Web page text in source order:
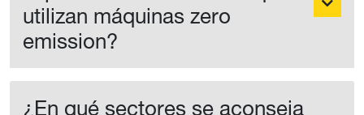
experiencias de clientes que
utilizan máquinas zero
emission?